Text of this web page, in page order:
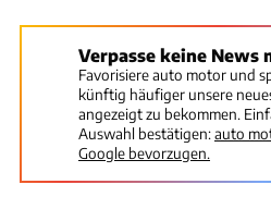
Verpasse keine News
Favorisiere auto motor und
künftig häufiger unsere
angezeigt zu bekommen.
Auswahl bestätigen:auto
Google bevorzugen.